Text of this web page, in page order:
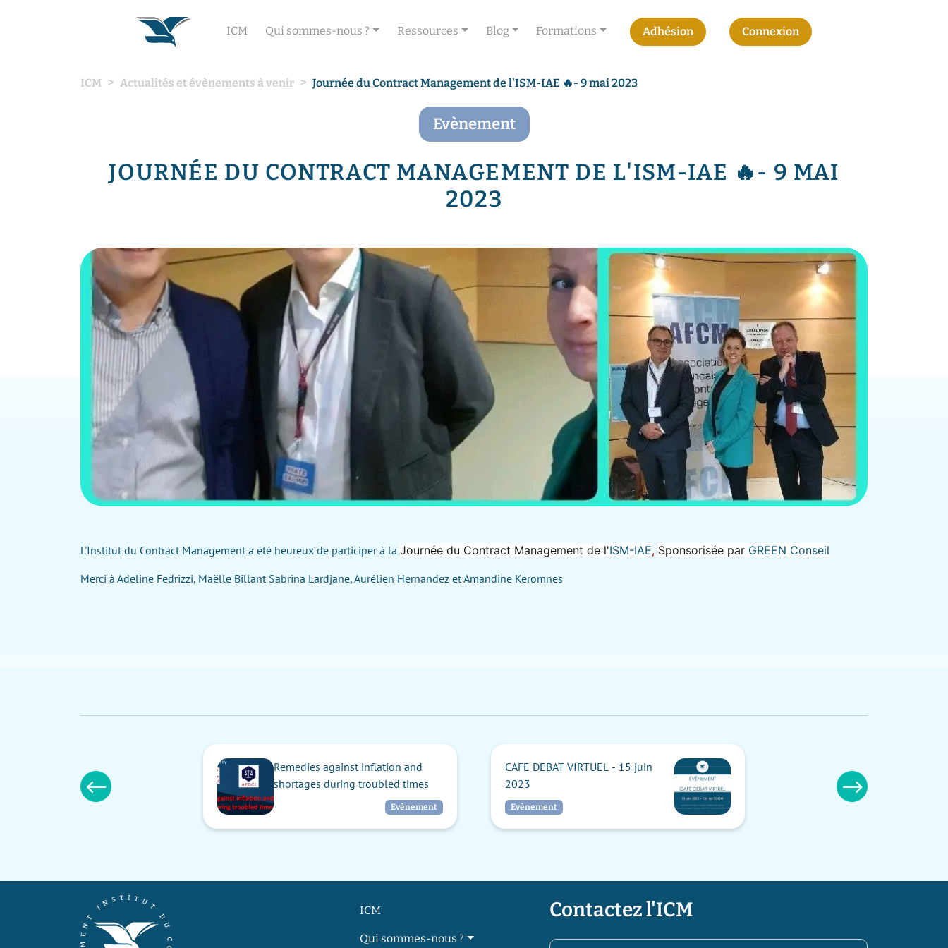
ICM Qui sommes-nous ? Ressources Blog Formations Adhésion Connexion
ICM Actualités et évènements à venir Journée du Contract Management de l'ISM-IAE 🔥- 9 mai 2023
Evènement
JOURNÉE DU CONTRACT MANAGEMENT DE L'ISM-IAE 🔥- 9 MAI
2023
L'Institut du Contract Management a été heureux de participer à la Journée du Contract Management de l'ISM-IAE, Sponsorisée par GREEN Conseil
Merci à Adeline Fedrizzi, Maëlle Billant Sabrina Lardjane,Aurélien Hernandez etAmandine Keromnes
Remedies against inflation and
shortages during troubled times
Evènement
CAFE DEBAT VIRTUEL - 15 juin
2023
Evènement
ICM
Qui sommes-nous ?
Contactez l'ICM